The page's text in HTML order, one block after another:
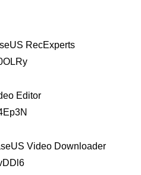
RecExperts
Editor
Video Downloader